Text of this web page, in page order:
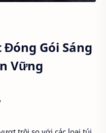
Đóng Gói Sáng
Vững